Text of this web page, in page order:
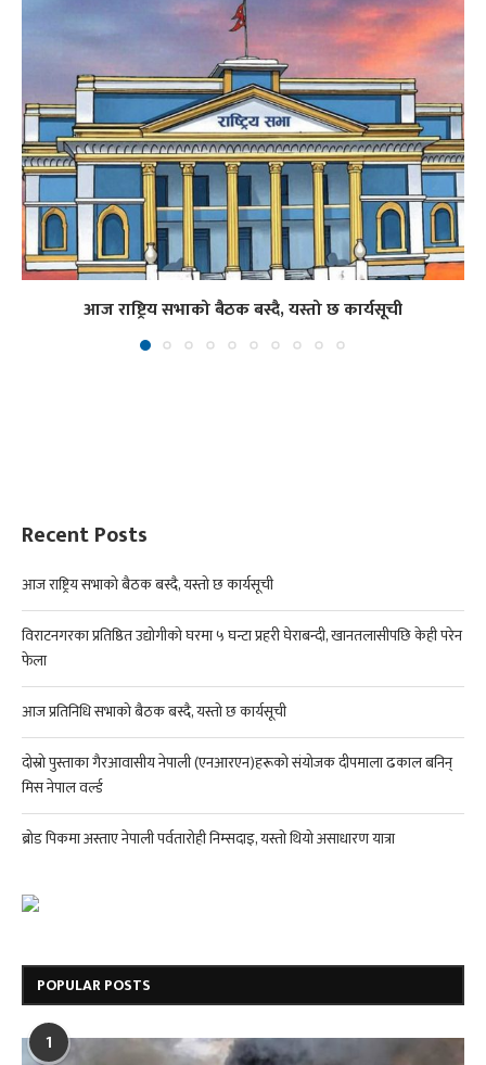
आज राष्ट्रिय सभाको बैठक बस्दै, यस्तो छ कार्यसूची
Recent Posts
आज राष्ट्रिय सभाको बैठक बस्दै, यस्तो छ कार्यसूची
विराटनगरका प्रतिष्ठित उद्योगीको घरमा ५ घन्टा प्रहरी घेराबन्दी, खानतलासीपछि केही परेन
फेला
आज प्रतिनिधि सभाको बैठक बस्दै, यस्तो छ कार्यसूची
दोस्रो पुस्ताका गैरआवासीय नेपाली (एनआरएन)हरूको संयोजक दीपमाला ढकाल बनिन्
मिस नेपाल वर्ल्ड
ब्रोड पिकमा अस्ताए नेपाली पर्वतारोही निम्सदाइ, यस्तो थियो असाधारण यात्रा
POPULAR POSTS
1